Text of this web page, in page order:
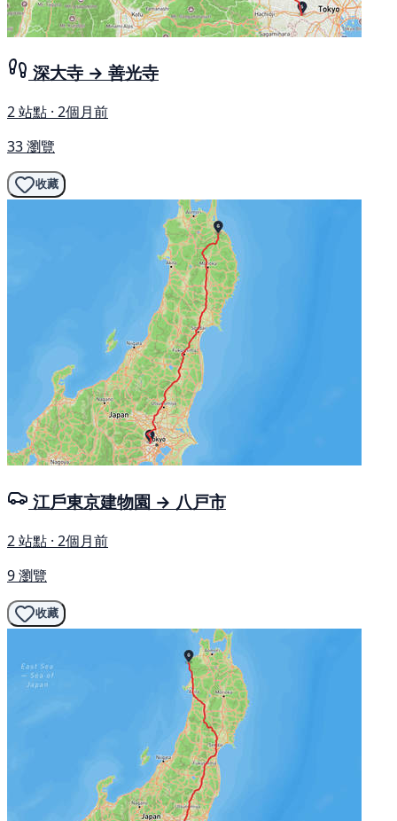
深大寺 → 善光寺
2 站點 · 2個月前
33 瀏覽
收藏
江戶東京建物園 → 八戸市
2 站點 · 2個月前
9 瀏覽
收藏